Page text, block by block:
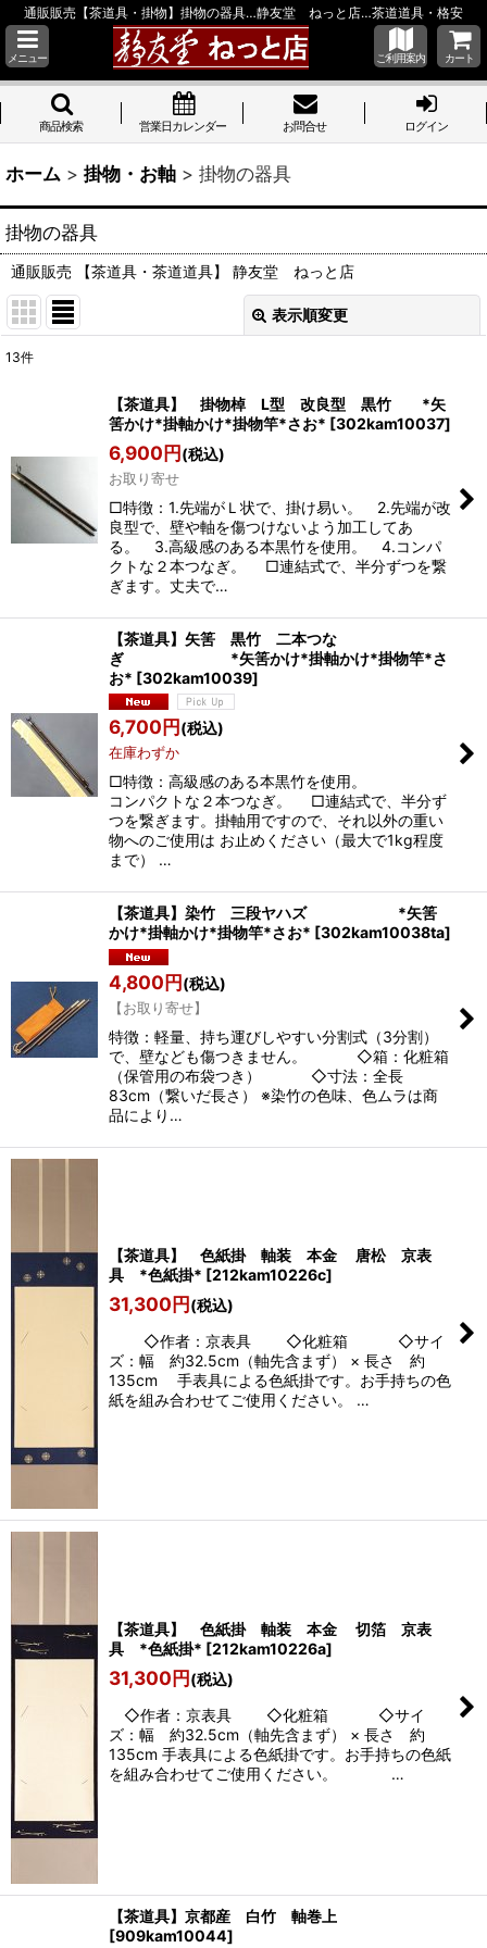
通販販売【茶道具・掛物】掛物の器具…静友堂 ねっと店…茶道道具・格安
メニュー ご利用案内 カート
商品検索 営業日カレンダー お問合せ ログイン
ホーム > 掛物・お軸 > 掛物の器具
掛物の器具
通販販売 【茶道具・茶道道具】 静友堂 ねっと店
表示順変更
13件
【茶道具】 掛物棹 L型 改良型 黒竹 *矢
筈かけ*掛軸かけ*掛物竿*さお* [302kam10037]
6,900円(税込)
お取り寄せ
□特徴：1.先端がＬ状で、掛け易い。 2.先端が改
良型で、壁や軸を傷つけないよう加工してあ
る。 3.高級感のある本黒竹を使用。 4.コンパ
クトな２本つなぎ。 □連結式で、半分ずつを繋
ぎます。丈夫で…
【茶道具】矢筈 黒竹 二本つな
ぎ *矢筈かけ*掛軸かけ*掛物竿*さ
お* [302kam10039]
6,700円(税込)
在庫わずか
□特徴：高級感のある本黒竹を使用。
コンパクトな２本つなぎ。 □連結式で、半分ず
つを繋ぎます。掛軸用ですので、それ以外の重い
物へのご使用は お止めください（最大で1kg程度
まで） …
【茶道具】染竹 三段ヤハズ *矢筈
かけ*掛軸かけ*掛物竿*さお* [302kam10038ta]
4,800円(税込)
【お取り寄せ】
特徴：軽量、持ち運びしやすい分割式（3分割）
で、壁なども傷つきません。 ◇箱：化粧箱
（保管用の布袋つき） ◇寸法：全長
83cm（繋いだ長さ） ※染竹の色味、色ムラは商
品により…
【茶道具】 色紙掛 軸装 本金 唐松 京表
具 *色紙掛* [212kam10226c]
31,300円(税込)
◇作者：京表具 ◇化粧箱 ◇サイ
ズ：幅 約32.5cm（軸先含まず） × 長さ 約
135cm 手表具による色紙掛です。お手持ちの色
紙を組み合わせてご使用ください。 …
【茶道具】 色紙掛 軸装 本金 切箔 京表
具 *色紙掛* [212kam10226a]
31,300円(税込)
◇作者：京表具 ◇化粧箱 ◇サイ
ズ：幅 約32.5cm（軸先含まず） × 長さ 約
135cm 手表具による色紙掛です。お手持ちの色紙
を組み合わせてご使用ください。 …
【茶道具】京都産 白竹 軸巻上
[909kam10044]